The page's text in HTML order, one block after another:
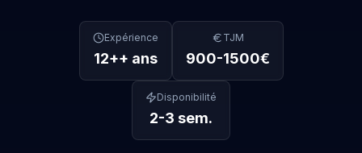
Expérience
12++ ans
TJM
900-1500€
Disponibilité
2-3 sem.